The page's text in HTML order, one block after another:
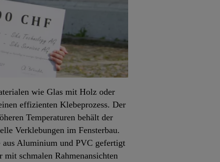
wie Glas mit Holz oder
effizienten Klebeprozess. Der
Temperaturen behält der
Verklebungen im Fensterbau.
Aluminium und PVC gefertigt
mit schmalen Rahmenansichten